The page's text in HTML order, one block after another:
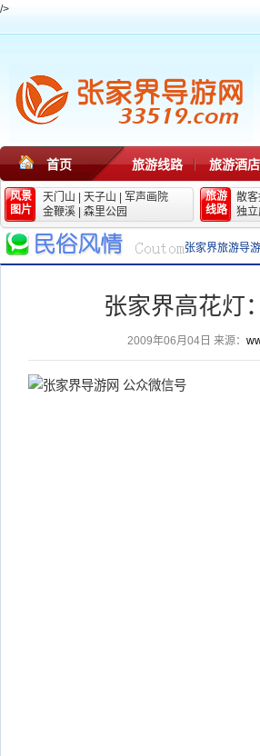
/>
首页 旅游线路 旅游酒店
风景
图片
天门山 天子山
军声画院
金鞭溪
森里公园
旅游
线路
散客
独立
张家界旅游导
张家界高花灯
2009年06月04日 来源：